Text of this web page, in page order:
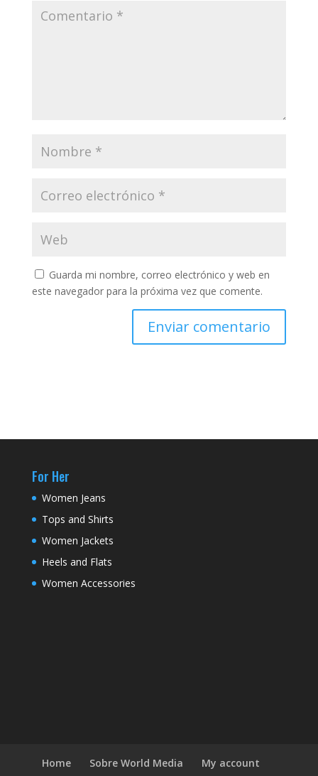
Guarda mi nombre, correo electrónico y web en
este navegador para la próxima vez que comente.
For Her
Women Jeans
Tops and Shirts
Women Jackets
Heels and Flats
Women Accessories
Home Sobre World Media
My account